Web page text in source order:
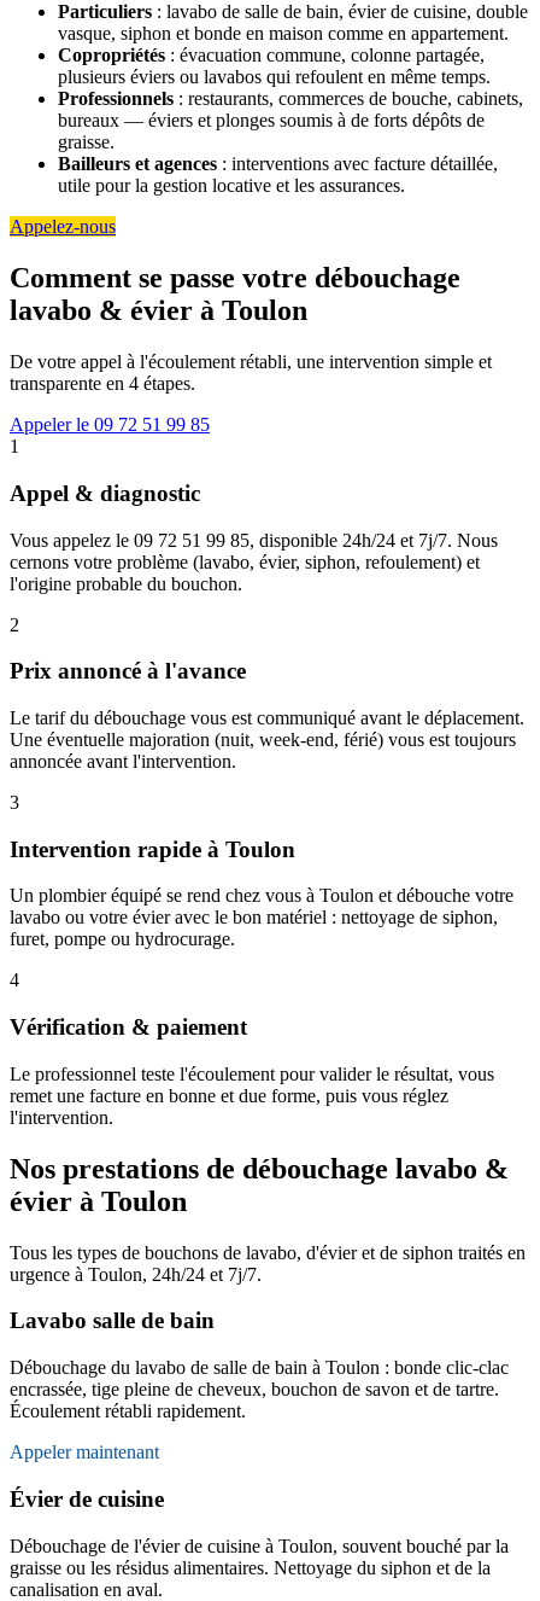
Particuliers : lavabo de salle de bain, évier de cuisine, double
vasque, siphon et bonde en maison comme en appartement.
Copropriétés : évacuation commune, colonne partagée,
plusieurs éviers ou lavabos qui refoulent en même temps.
Professionnels : restaurants, commerces de bouche, cabinets,
bureaux — éviers et plonges soumis à de forts dépôts de
graisse.
Bailleurs et agences : interventions avec facture détaillée,
utile pour la gestion locative et les assurances.
Appelez-nous
Comment se passe votre débouchage
lavabo & évier à Toulon
De votre appel à l'écoulement rétabli, une intervention simple et
transparente en 4 étapes.
Appeler le 09 72 51 99 85
1
Appel & diagnostic
Vous appelez le 09 72 51 99 85, disponible 24h/24 et 7j/7. Nous
cernons votre problème (lavabo, évier, siphon, refoulement) et
l'origine probable du bouchon.
2
Prix annoncé à l'avance
Le tarif du débouchage vous est communiqué avant le déplacement.
Une éventuelle majoration (nuit, week-end, férié) vous est toujours
annoncée avant l'intervention.
3
Intervention rapide à Toulon
Un plombier équipé se rend chez vous à Toulon et débouche votre
lavabo ou votre évier avec le bon matériel : nettoyage de siphon,
furet, pompe ou hydrocurage.
4
Vérification & paiement
Le professionnel teste l'écoulement pour valider le résultat, vous
remet une facture en bonne et due forme, puis vous réglez
l'intervention.
Nos prestations de débouchage lavabo &
évier à Toulon
Tous les types de bouchons de lavabo, d'évier et de siphon traités en
urgence à Toulon, 24h/24 et 7j/7.
Lavabo salle de bain
Débouchage du lavabo de salle de bain à Toulon : bonde clic-clac
encrassée, tige pleine de cheveux, bouchon de savon et de tartre.
Écoulement rétabli rapidement.
Appeler maintenant
Évier de cuisine
Débouchage de l'évier de cuisine à Toulon, souvent bouché par la
graisse ou les résidus alimentaires. Nettoyage du siphon et de la
canalisation en aval.